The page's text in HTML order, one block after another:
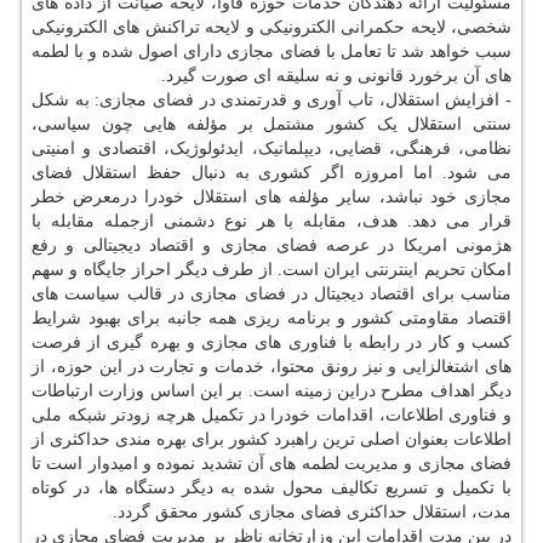
شخصی، لایحه حکمرانی الکترونیکی و لایحه تراکنش های الکترونیکی
سبب خواهد شد تا تعامل با فضای مجازی دارای اصول شده و با لطمه
های آن برخورد قانونی و نه سلیقه ای صورت گیرد.
- افزایش استقلال، تاب آوری و قدرتمندی در فضای مجازی: به شکل
سنتی استقلال یک کشور مشتمل بر مؤلفه هایی چون سیاسی،
نظامی، فرهنگی، قضایی، دیپلماتیک، ایدئولوژیک، اقتصادی و امنیتی
می شود. اما امروزه اگر کشوری به دنبال حفظ استقلال فضای
مجازی خود نباشد، سایر مؤلفه های استقلال خودرا درمعرض خطر
قرار می دهد. هدف، مقابله با هر نوع دشمنی ازجمله مقابله با
هژمونی امریکا در عرصه فضای مجازی و اقتصاد دیجیتالی و رفع
امکان تحریم اینترنتی ایران است. از طرف دیگر احراز جایگاه و سهم
مناسب برای اقتصاد دیجیتال در فضای مجازی در قالب سیاست های
اقتصاد مقاومتی کشور و برنامه ریزی همه جانبه برای بهبود شرایط
کسب و کار در رابطه با فناوری های مجازی و بهره گیری از فرصت
های اشتغالزایی و نیز رونق محتوا، خدمات و تجارت در این حوزه، از
دیگر اهداف مطرح دراین زمینه است. بر این اساس وزارت ارتباطات
و فناوری اطلاعات، اقدامات خودرا در تکمیل هرچه زودتر شبکه ملی
اطلاعات بعنوان اصلی ترین راهبرد کشور برای بهره مندی حداکثری از
فضای مجازی و مدیریت لطمه های آن تشدید نموده و امیدوار است تا
با تکمیل و تسریع تکالیف محول شده به دیگر دستگاه ها، در کوتاه
مدت، استقلال حداکثری فضای مجازی کشور محقق گردد.
در بین مدت اقدامات این وزارتخانه ناظر بر مدیریت فضای مجازی در